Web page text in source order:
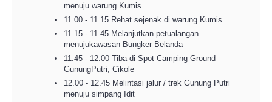
menuju warung Kumis
11.00 - 11.15 Rehat sejenak di warung Kumis
11.15 - 11.45 Melanjutkan petualangan
menujukawasan Bungker Belanda
11.45 - 12.00 Tiba di Spot Camping Ground
GunungPutri, Cikole
12.00 - 12.45 Melintasi jalur / trek Gunung Putri
menuju simpang Idit